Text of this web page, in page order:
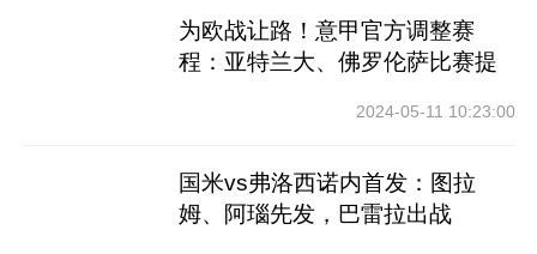
为欧战让路！意甲官方调整赛
程：亚特兰大、佛罗伦萨比赛提
2024-05-11 10:23:00
国米vs弗洛西诺内首发：图拉
姆、阿瑙先发，巴雷拉出战